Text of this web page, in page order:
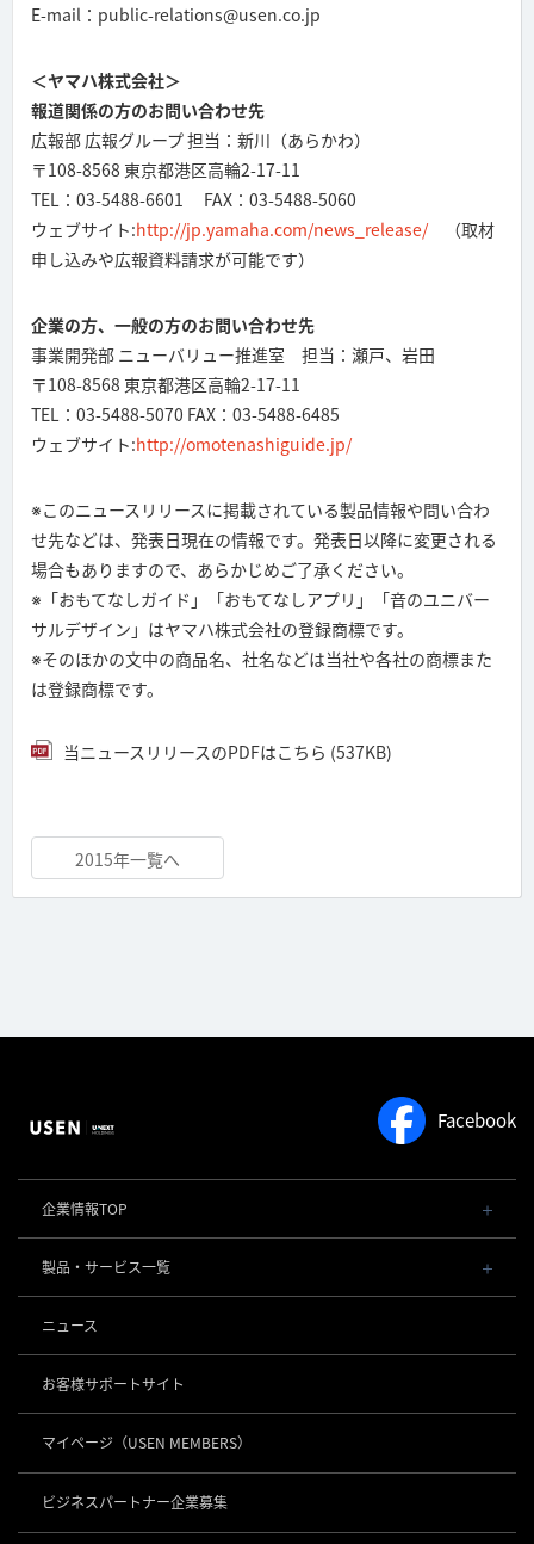
E-mail：public-relations@usen.co.jp
＜ヤマハ株式会社＞
報道関係の方のお問い合わせ先
広報部 広報グループ 担当：新川（あらかわ）
〒108-8568 東京都港区高輪2-17-11
TEL：03-5488-6601 FAX：03-5488-5060
ウェブサイト:http://jp.yamaha.com/news_release/（取材
申し込みや広報資料請求が可能です）
企業の方、一般の方のお問い合わせ先
事業開発部 ニューバリュー推進室 担当：瀬戸、岩田
〒108-8568 東京都港区高輪2-17-11
TEL：03-5488-5070 FAX：03-5488-6485
ウェブサイト:http://omotenashiguide.jp/
※このニュースリリースに掲載されている製品情報や問い合わ
せ先などは、発表日現在の情報です。発表日以降に変更される
場合もありますので、あらかじめご了承ください。
※「おもてなしガイド」「おもてなしアプリ」「音のユニバー
サルデザイン」はヤマハ株式会社の登録商標です。
※そのほかの文中の商品名、社名などは当社や各社の商標また
は登録商標です。
当ニュースリリースのPDFはこちら (537KB)
2015年一覧へ
Facebook
企業情報TOP
会社概要・役員一覧
事業内容
社長メッセージ
事業所一覧
店舗DX
製品・サービス一覧
POSレジ 他
USENレジ
USENセルフレジ
USENレジTAB HEALTHCARE
USEN ハンディ
USEN Mobile Order
USEN Tablet Order
USEN Order & Pay
キャッシュレス決済
USEN PAY
KettyBot Pro（配膳）
PuduBot2（配膳）
集客・予約
USEN SMART RESERVE
お役立ち情報
ニュース
お客様サポートサイト
マイページ （USEN MEMBERS）
ビジネスパートナー企業募集